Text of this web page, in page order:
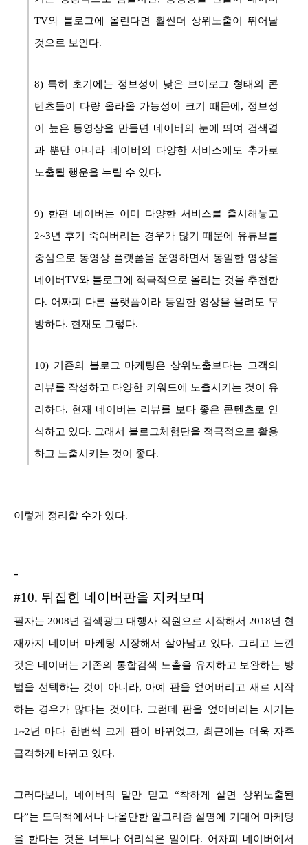
TV와 블로그에 올린다면 훨씬더 상위노출이 뛰어날
것으로 보인다.
8) 특히 초기에는 정보성이 낮은 브이로그 형태의 콘
텐츠들이 다량 올라올 가능성이 크기 때문에, 정보성
이 높은 동영상을 만들면 네이버의 눈에 띄여 검색결
과 뿐만 아니라 네이버의 다양한 서비스에도 추가로
노출될 행운을 누릴 수 있다.
9) 한편 네이버는 이미 다양한 서비스를 출시해놓고
2~3년 후기 죽여버리는 경우가 많기 때문에 유튜브를
중심으로 동영상 플랫폼을 운영하면서 동일한 영상을
네이버TV와 블로그에 적극적으로 올리는 것을 추천한
다. 어짜피 다른 플랫폼이라 동일한 영상을 올려도 무
방하다. 현재도 그렇다.
10) 기존의 블로그 마케팅은 상위노출보다는 고객의
리뷰를 작성하고 다양한 키워드에 노출시키는 것이 유
리하다. 현재 네이버는 리뷰를 보다 좋은 콘텐츠로 인
식하고 있다. 그래서 블로그체험단을 적극적으로 활용
하고 노출시키는 것이 좋다.
이렇게 정리할 수가 있다.
-
#10. 뒤집힌 네이버판을 지켜보며
필자는 2008년 검색광고 대행사 직원으로 시작해서 2018년 현
재까지 네이버 마케팅 시장해서 살아남고 있다. 그리고 느낀
것은 네이버는 기존의 통합검색 노출을 유지하고 보완하는 방
법을 선택하는 것이 아니라, 아예 판을 엎어버리고 새로 시작
하는 경우가 많다는 것이다. 그런데 판을 엎어버리는 시기는
1~2년 마다 한번씩 크게 판이 바뀌었고, 최근에는 더욱 자주
급격하게 바뀌고 있다.
그러다보니, 네이버의 말만 믿고 “착하게 살면 상위노출된
다”는 도덕책에서나 나올만한 알고리즘 설명에 기대어 마케팅
을 한다는 것은 너무나 어리석은 일이다. 어차피 네이버에서